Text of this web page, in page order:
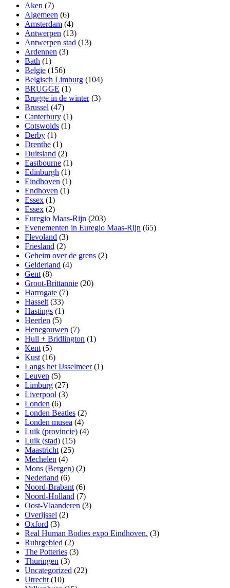
Aken (7)
Algemeen (6)
Amsterdam (4)
Antwerpen (13)
Antwerpen stad (13)
Ardennen (3)
Bath (1)
Belgie (156)
Belgisch Limburg (104)
BRUGGE (1)
Brugge in de winter(3)
Brussel (47)
Canterbury (1)
Cotswolds (1)
Derby (1)
Drenthe (1)
Duitsland (2)
Eastbourne (1)
Edinburgh (1)
Eindhoven (1)
Endhoven (1)
Essex (1)
Essex (2)
Euregio Maas-Rijn (203)
Evenementen in Euregio Maas-Rijn (65)
Flevoland (3)
Friesland (2)
Geheim over de grens (2)
Gelderland (4)
Gent (8)
Groot-Brittannie (20)
Harrogate (7)
Hasselt (33)
Hastings (1)
Heerlen (5)
Henegouwen (7)
Hull + Bridlington (1)
Kent (5)
Kust (16)
Langs het IJsselmeer(1)
Leuven (5)
Limburg (27)
Liverpool (3)
Londen (6)
Londen Beatles (2)
Londen musea (4)
Luik (provincie) (4)
Luik (stad) (15)
Maastricht (25)
Mechelen (4)
Mons (Bergen) (2)
Nederland (6)
Noord-Brabant (6)
Noord-Holland (7)
Oost-Vlaanderen (3)
Overijssel (2)
Oxford (3)
Real Human Bodies expo Eindhoven. (3)
Ruhrgebied (2)
The Potteries (3)
Thuringen (3)
Uncategorized (22)
Utrecht (10)